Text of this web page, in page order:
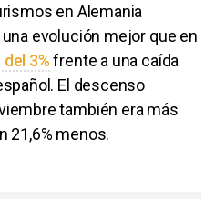
en Alemania
evolución mejor que en
3%frente a una caída
El descenso
también era más
21,6% menos.